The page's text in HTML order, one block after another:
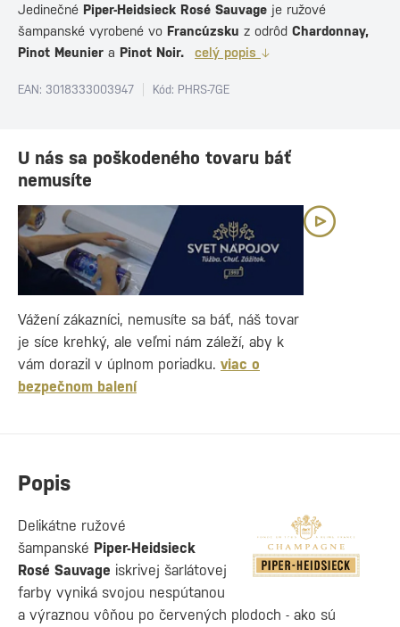
Jedinečné Piper-Heidsieck Rosé Sauvage je ružové
šampanské vyrobené vo Francúzsku z odrôd Chardonnay,
Pinot Meunier a Pinot Noir. celý popis
EAN: 3018333003947 Kód: PHRS-7GE
Popis
Delikátne ružové
šampanské Piper-Heidsieck
Rosé Sauvage iskrivej šarlátovej
farby vyniká svojou nespútanou
a výraznou vôňou po červených plodoch - ako sú
U nás sa poškodeného tovaru báť
nemusíte
Vážení zákazníci, nemusíte sa báť, náš tovar
je síce krehký, ale veľmi nám záleží, aby k
vám dorazil v úplnom poriadku. viac o
bezpečnom balení